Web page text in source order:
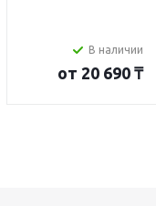
В наличии
от 20 690 ₸